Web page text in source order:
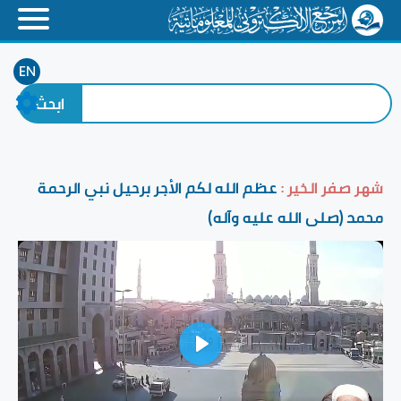
EN
شهر صفر الخير :عظم الله لكم الأجر برحيل نبي الرحمة
محمد (صلى الله عليه وآله)
Play